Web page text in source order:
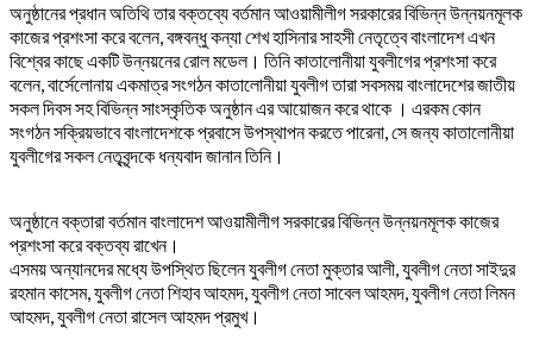
অনুষ্ঠানের প্রধান অতিথি তার বক্তব্যে বর্তমান আওয়ামীলীগ সরকারের বিভিন্ন উন্নয়নমূলক
কাজের প্রশংসা করে বলেন, বঙ্গবন্ধু কন্যা শেখ হাসিনার সাহসী নেতৃত্বে বাংলাদেশ এখন
বিশ্বের কাছে একটি উন্নয়নের রোল মডেল। তিনি কাতালোনীয়া যুবলীগের প্রশংসা করে
বলেন, বার্সেলোনায় একমাত্র সংগঠন কাতালোনীয়া যুবলীগ তারা সবসময় বাংলাদেশের জাতীয়
সকল দিবস সহ বিভিন্ন সাংস্কৃতিক অনুষ্ঠান এর আয়োজন করে থাকে । এরকম কোন
সংগঠন সক্রিয়ভাবে বাংলাদেশকে প্রবাসে উপস্থাপন করতে পারেনা, সে জন্য কাতালোনীয়া
যুবলীগের সকল নেতৃবৃন্দকে ধন্যবাদ জানান তিনি।
অনুষ্ঠানে বক্তারা বর্তমান বাংলাদেশ আওয়ামীলীগ সরকারের বিভিন্ন উন্নয়নমূলক কাজের
প্রশংসা করে বক্তব্য রাখেন।
এসময় অন্যানদের মধ্যে উপস্থিত ছিলেন যুবলীগ নেতা মুক্তার আলী, যুবলীগ নেতা সাইদুর
রহমান কাসেম, যুবলীগ নেতা শিহাব আহমদ, যুবলীগ নেতা সাবেল আহমদ, যুবলীগ নেতা লিমন
আহমদ, যুবলীগ নেতা রাসেল আহমদ প্রমুখ।